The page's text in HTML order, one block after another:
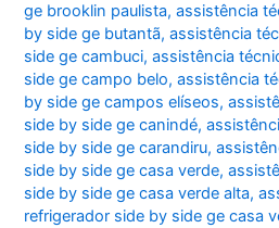
ge brooklin paulista,assistência
by side ge butantã,assistência
side ge cambuci,assistência
side ge campo belo,assistência
by side ge campos elíseos,
side by side ge canindé,
side by side ge carandiru,
side by side ge casa verde,
side by side ge casa verde alta,
refrigerador side by side ge casa